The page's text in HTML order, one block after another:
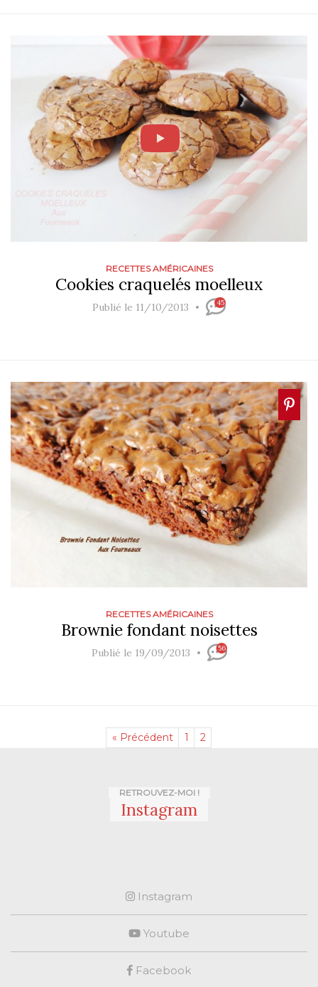
RECETTES AMÉRICAINES
Cookies craquelés moelleux
Publié le 11/10/2013 45
RECETTES AMÉRICAINES
Brownie fondant noisettes
Publié le 19/09/2013 56
« Précédent 1 2
RETROUVEZ-MOI !
Instagram
Instagram
Youtube
Facebook